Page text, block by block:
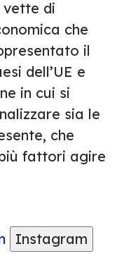
vette di
che
il
dell’UE e
in cui si
sia le
che
fattori agire
Instagram